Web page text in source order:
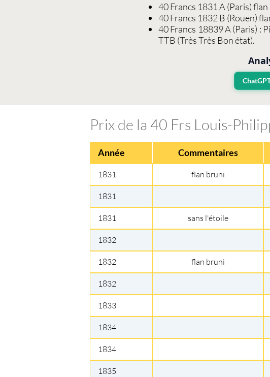
40 Francs 1831 A (Paris)
40 Francs 1832 B (Rouen)
40 Francs 18839 A (Paris) :
TTB (Très Très Bon état).
Prix de la 40 Frs Louis-
Année Commentaires
1831 flan bruni
1831
1831 sans l'étoile
1832
1832 flan bruni
1832
1833
1834
1834
1835